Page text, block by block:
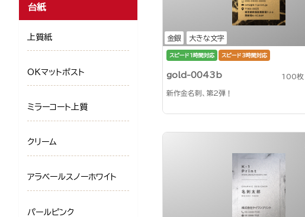
金銀 大きな文字
スピード1時間対応 スピード3時間対応
gold-0043b 100枚
新作金名刺、第2弾！
台紙
上質紙
OKマットポスト
ミラーコート上質
クリーム
アラベールスノーホワイト
パールピンク